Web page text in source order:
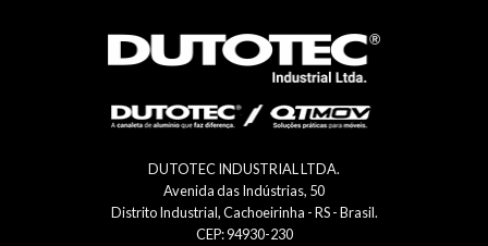
DUTOTEC INDUSTRIAL LTDA.
Avenida das Indústrias, 50
Distrito Industrial, Cachoeirinha - RS - Brasil.
CEP: 94930-230